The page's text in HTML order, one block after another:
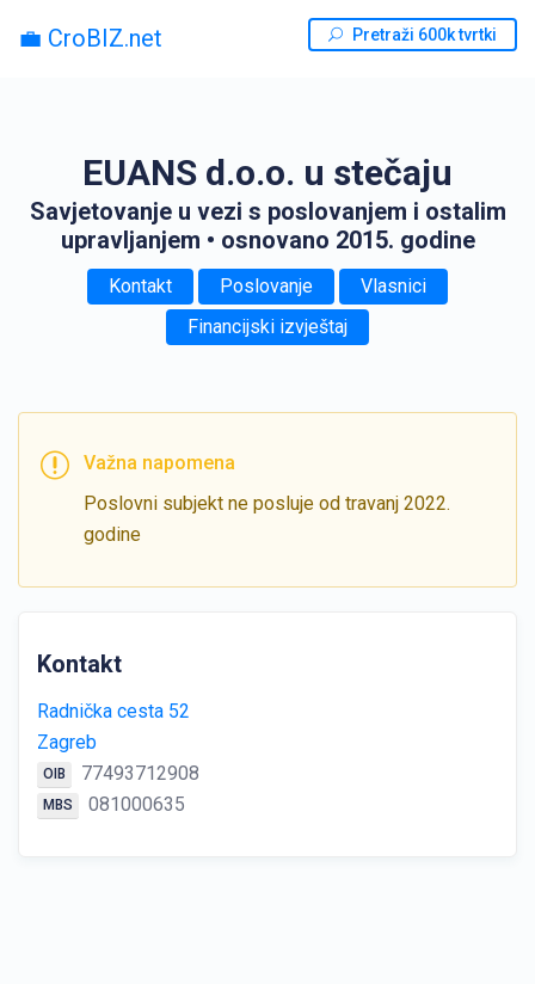
💼 CroBIZ.net Pretraži 600k tvrtki
EUANS d.o.o. u stečaju
Savjetovanje u vezi s poslovanjem i ostalim
upravljanjem • osnovano 2015. godine
Kontakt Poslovanje
Vlasnici
Financijski izvještaj
Važna napomena
Poslovni subjekt ne posluje od travanj 2022.
godine
Kontakt
Radnička cesta 52
Zagreb
OIB 77493712908
MBS 081000635